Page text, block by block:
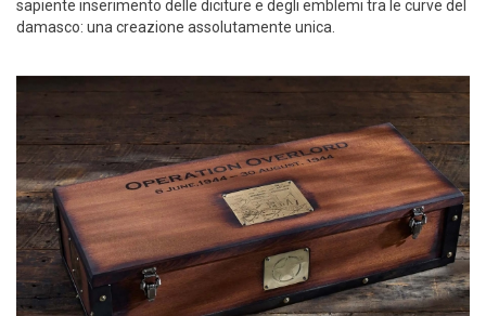
sapiente inserimento delle diciture e degli emblemi tra le curve del
damasco: una creazione assolutamente unica.